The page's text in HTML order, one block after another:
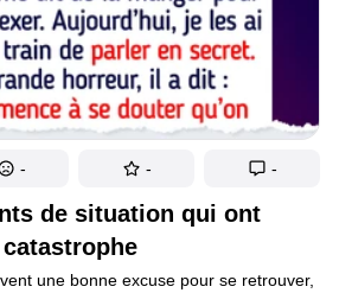
de situation qui ont
une bonne excuse pour se retrouver,
- - -